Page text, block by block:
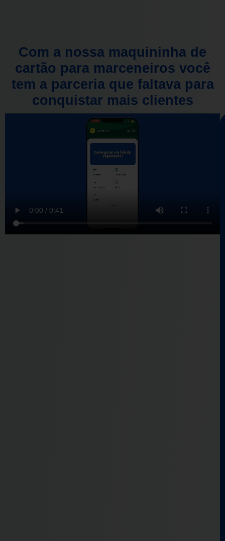
Com a nossa maquininha de
cartão para marceneiros você
tem a parceria que faltava para
conquistar mais clientes